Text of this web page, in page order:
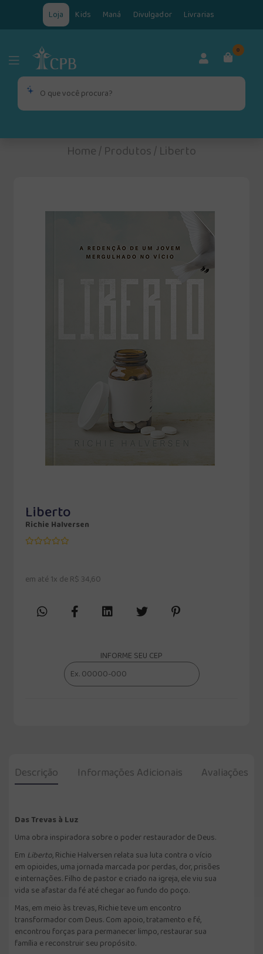
Loja Kids Maná Divulgador Livrarias
0
Home/Produtos/Liberto
Liberto
Richie Halversen
em até 1x de R$ 34,60
INFORME SEU CEP
Descrição Informações Adicionais Avaliações
Das Trevas à Luz
Uma obra inspiradora sobre o poder restaurador de Deus.
Em Liberto, Richie Halversen relata sua luta contra o vício
em opioides, uma jornada marcada por perdas, dor, prisões
e internações. Filho de pastor e criado na igreja, ele viu sua
vida se afastar da fé até chegar ao fundo do poço.
Mas, em meio às trevas, Richie teve um encontro
transformador com Deus. Com apoio, tratamento e fé,
encontrou forças para permanecer limpo, restaurar sua
família e reconstruir seu propósito.